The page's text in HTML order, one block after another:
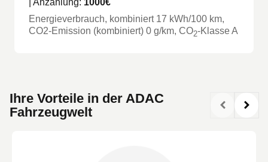
Energieverbrauch, kombiniert 17 kWh/100 km,
CO2-Emission (kombiniert) 0 g/km, CO2-KlasseA
Ihre Vorteile in der ADAC
Fahrzeugwelt